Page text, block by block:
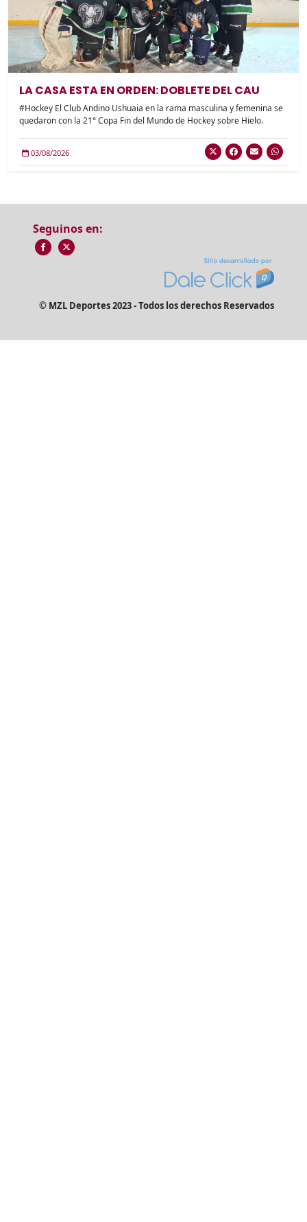
LA CASA ESTA EN ORDEN: DOBLETE DEL CAU
#Hockey El Club Andino Ushuaia en la rama masculina y femenina se
quedaron con la 21° Copa Fin del Mundo de Hockey sobre Hielo.
03/08/2026
Seguinos en:
© MZL Deportes 2023 - Todos los derechos Reservados